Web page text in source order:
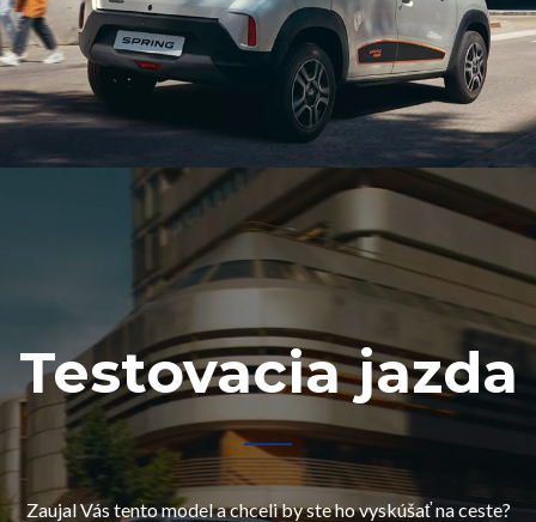
Testovacia jazda
Zaujal Vás tento model a chceli by ste ho vyskúšať na ceste?